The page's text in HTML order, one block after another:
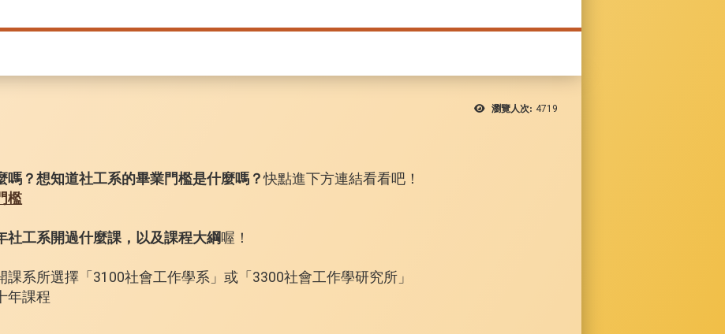
瀏覽人次: 4719
嗎？想知道社工系的畢業門檻是什麼嗎？快點進下方連結看看吧！
檻
社工系開過什麼課，以及課程大綱喔！
系所選擇「3100社會工作學系」或「3300社會工作學研究所」
年課程